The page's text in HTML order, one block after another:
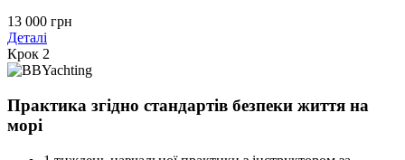
13 000 грн
Деталі
Крок 2
Практика згідно стандартів безпеки життя на
морі